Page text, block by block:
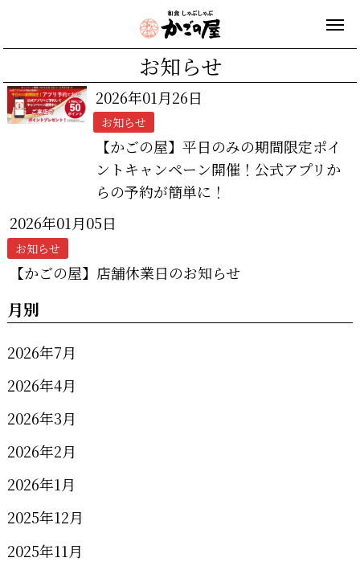
お知らせ
2026年01月26日
お知らせ
【かごの屋】平日のみの期間限定ポイ
ントキャンペーン開催！公式アプリか
らの予約が簡単に！
2026年01月05日
お知らせ
【かごの屋】店舗休業日のお知らせ
月別
2026年7月
2026年4月
2026年3月
2026年2月
2026年1月
2025年12月
2025年11月